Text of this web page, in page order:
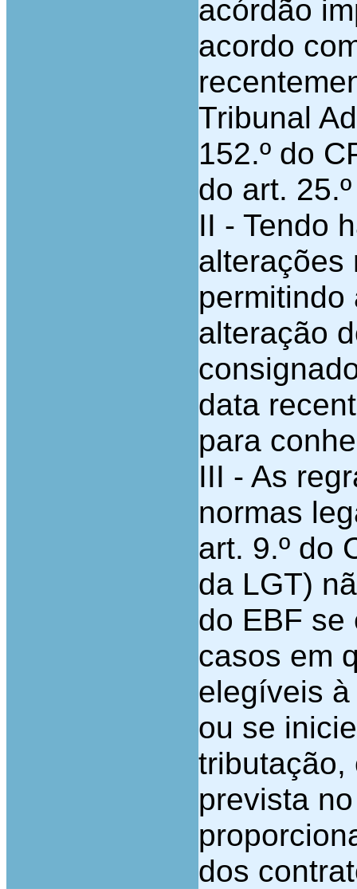
acórdão
acordo
Tribunal
152.º do
do art.
II - Tendo
alterações
alteração
data
para
III - As
normas
art. 9.º do
da LGT)
do EBF se
casos em
elegíveis
ou se
tributação,
prevista
dos